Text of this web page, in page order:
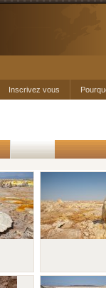
Inscrivez vous